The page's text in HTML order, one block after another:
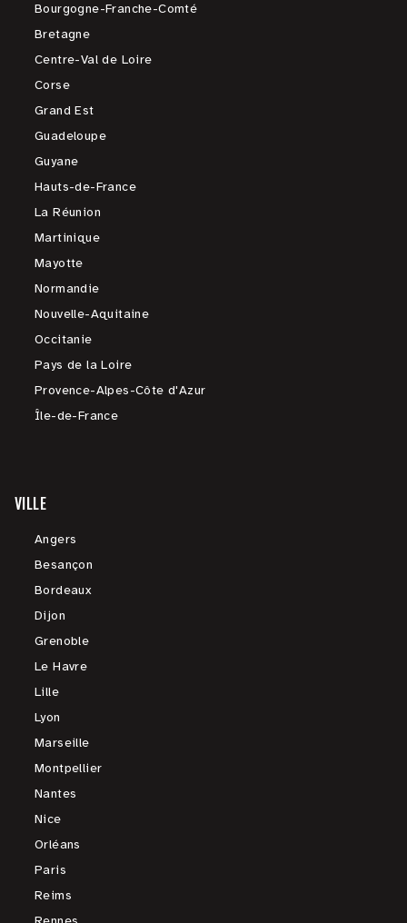
Bourgogne-Franche-Comté
Bretagne
Centre-Val de Loire
Corse
Grand Est
Guadeloupe
Guyane
Hauts-de-France
La Réunion
Martinique
Mayotte
Normandie
Nouvelle-Aquitaine
Occitanie
Pays de la Loire
Provence-Alpes-Côte d'Azur
Île-de-France
VILLE
Angers
Besançon
Bordeaux
Dijon
Grenoble
Le Havre
Lille
Lyon
Marseille
Montpellier
Nantes
Nice
Orléans
Paris
Reims